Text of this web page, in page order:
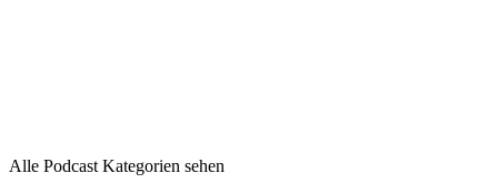
Alle Podcast Kategorien sehen